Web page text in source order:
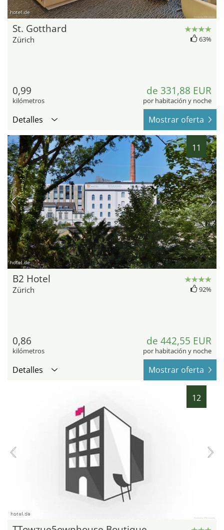
hotel.de
St. Gotthard
Zürich 63%
0,99
kilómetros
de 331,88 EUR
por habitación y noche
Detalles Mostrar oferta
11
hotel.de
B2 Hotel
Zürich 92%
0,86
kilómetros
de 442,55 EUR
por habitación y noche
Detalles Mostrar oferta
12
hotel.de